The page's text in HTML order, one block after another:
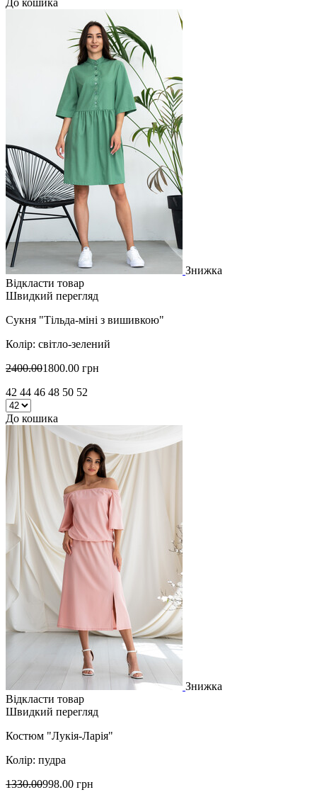
Знижка
Відкласти товар
Швидкий перегляд
Сукня "Тільда-міні з вишивкою"
Колір: світло-зелений
2400.001800.00 грн
42 44 46 48 50 52
До кошика
Знижка
Відкласти товар
Швидкий перегляд
Костюм "Лукія-Ларія"
Колір: пудра
1330.00998.00 грн